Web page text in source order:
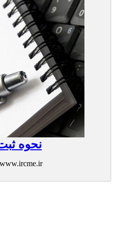
نحوه
www.ircme.ir